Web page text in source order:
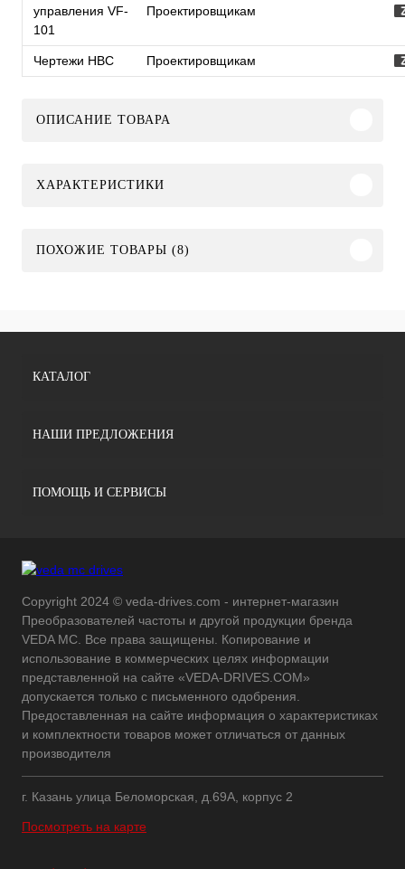
управления VF-
101
Проектировщикам
Чертежи HBC Проектировщикам
ОПИСАНИЕ ТОВАРА
ХАРАКТЕРИСТИКИ
ПОХОЖИЕ ТОВАРЫ (8)
КАТАЛОГ
НАШИ ПРЕДЛОЖЕНИЯ
ПОМОЩЬ И СЕРВИСЫ
Copyright 2024 © veda-drives.com - интернет-магазин
Преобразователей частоты и другой продукции бренда
VEDA MC. Все права защищены. Копирование и
использование в коммерческих целях информации
представленной на сайте «VEDA-DRIVES.COM»
допускается только с письменного одобрения.
Предоставленная на сайте информация о характеристиках
и комплектности товаров может отличаться от данных
производителя
г. Казань улица Беломорская, д.69А, корпус 2
Посмотреть на карте